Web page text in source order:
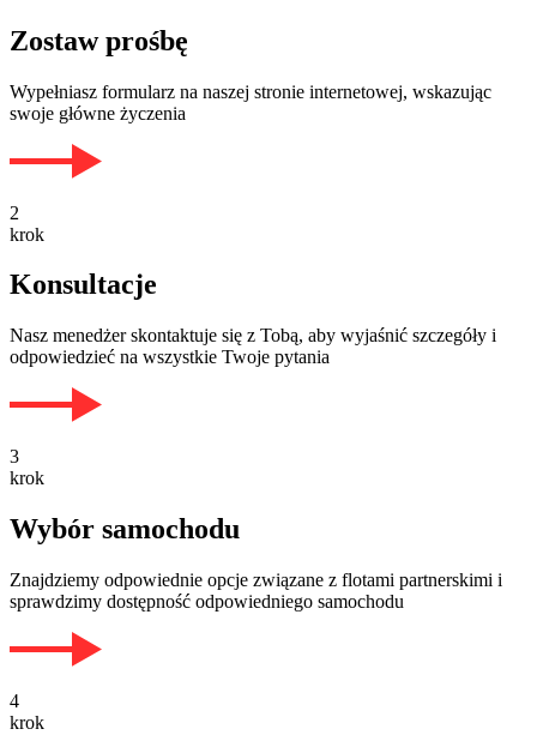
Zostaw prośbę
Wypełniasz formularz na naszej stronie internetowej, wskazując
swoje główne życzenia
2
krok
Konsultacje
Nasz menedżer skontaktuje się z Tobą, aby wyjaśnić szczegóły i
odpowiedzieć na wszystkie Twoje pytania
3
krok
Wybór samochodu
Znajdziemy odpowiednie opcje związane z flotami partnerskimi i
sprawdzimy dostępność odpowiedniego samochodu
4
krok